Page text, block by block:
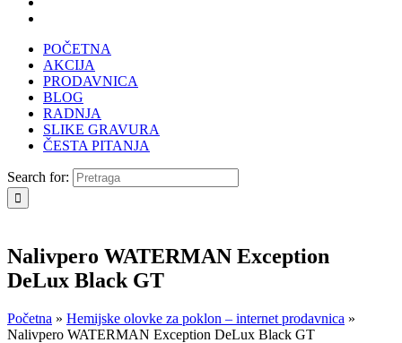
POČETNA
AKCIJA
PRODAVNICA
BLOG
RADNJA
SLIKE GRAVURA
ČESTA PITANJA
Search for:
Nalivpero WATERMAN Exception
DeLux Black GT
Početna » Hemijske olovke za poklon – internet prodavnica »
Nalivpero WATERMAN Exception DeLux Black GT